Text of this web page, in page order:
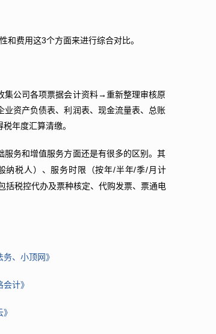
和费用这3个方面来进行综合对比。
集公司各项票据会计资料→重新整理审核原
资产负债表、利润表、现金流量表、总账
年度汇算清缴。
务和增值服务方面还是有很多的区别。其
纳税人）、服务时限（按年/半年/季/月计
括税控代办及票种核定、代购发票、票通电
、小顶网》
计》